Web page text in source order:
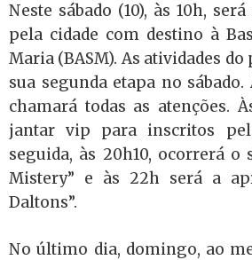
Neste sábado (10), às 10h,
pela cidade com destino à
Maria (BASM). As atividades
sua segunda etapa no sábado.
chamará todas as atenções.
jantar vip para inscritos
seguida, às 20h10, ocorrerá o
Mistery” e às 22h será a
Daltons”.
No último dia, domingo, ao